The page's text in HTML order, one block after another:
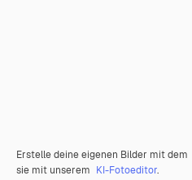
Erstelle deine eigenen Bilder mit dem
sie mit unserem KI-Fotoeditor.